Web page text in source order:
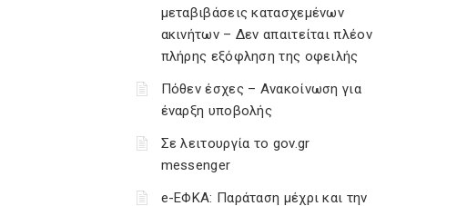
μεταβιβάσεις κατασχεμένων
ακινήτων – Δεν απαιτείται πλέον
πλήρης εξόφληση της οφειλής
Πόθεν έσχες – Ανακοίνωση για
έναρξη υποβολής
Σε λειτουργία το gov.gr
messenger
e-ΕΦΚΑ: Παράταση μέχρι και την